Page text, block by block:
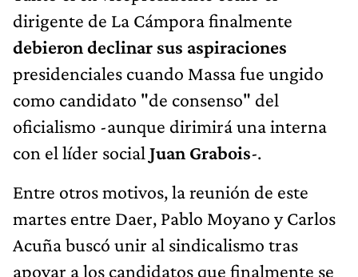
debieron declinar sus aspiraciones
presidenciales cuando Massa fue ungido
como candidato "de consenso" del
oficialismo -aunque dirimirá una interna
con el líder socialJuan Grabois-.
Entre otros motivos, la reunión de este
martes entre Daer, Pablo Moyano y Carlos
Acuña buscó unir al sindicalismo tras
apoyar a los candidatos que finalmente se
"cayeron" y así lograr el consentimiento